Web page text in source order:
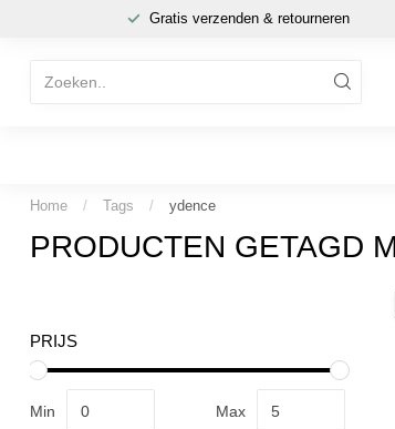
Gratis verzenden & retourneren
Home / Tags / ydence
PRODUCTEN GETAGD
PRIJS
Min Max